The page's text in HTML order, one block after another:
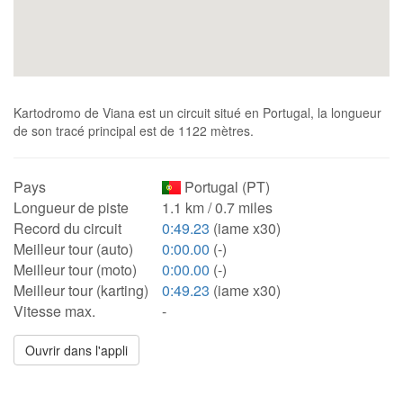
Kartodromo de Viana est un circuit situé en Portugal, la longueur
de son tracé principal est de 1122 mètres.
Pays
Portugal (PT)
Longueur de piste
1.1 km / 0.7 miles
Record du circuit
0:49.23 (iame x30)
Meilleur tour (auto)
0:00.00 (-)
Meilleur tour (moto)
0:00.00 (-)
Meilleur tour (karting)
0:49.23 (iame x30)
Vitesse max.
-
Ouvrir dans l'appli